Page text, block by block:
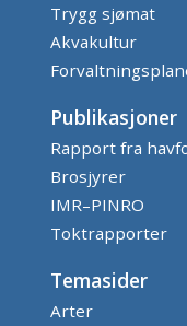
Trygg sjømat
Akvakultur
Publikasjoner
Rapport fra
Brosjyrer
IMR–PINRO
Toktrapporter
Temasider
Arter